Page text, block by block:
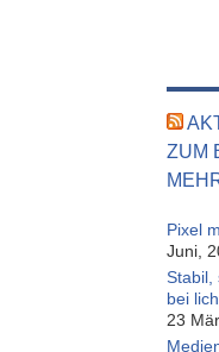
ZUM
Pixel
Juni,
Stabil,
bei
23